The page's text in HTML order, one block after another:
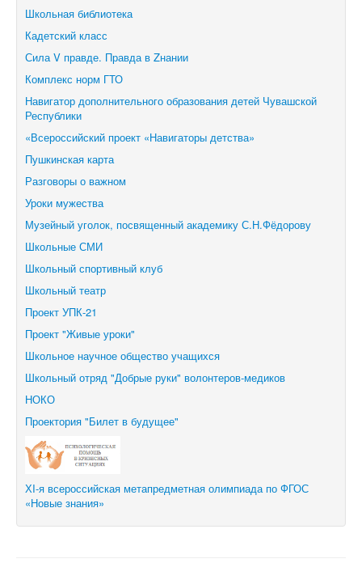
Школьная библиотека
Кадетский класс
Сила V правде. Правда в Zнании
Комплекс норм ГТО
Навигатор дополнительного образования детей Чувашской
Республики
«Всероссийский проект «Навигаторы детства»
Пушкинская карта
Разговоры о важном
Уроки мужества
Музейный уголок, посвященный академику С.Н.Фёдорову
Школьные СМИ
Школьный спортивный клуб
Школьный театр
Проект УПК-21
Проект "Живые уроки"
Школьное научное общество учащихся
Школьный отряд "Добрые руки" волонтеров-медиков
НОКО
Проектория "Билет в будущее"
ХI-я всероссийская метапредметная олимпиада по ФГОС
«Новые знания»